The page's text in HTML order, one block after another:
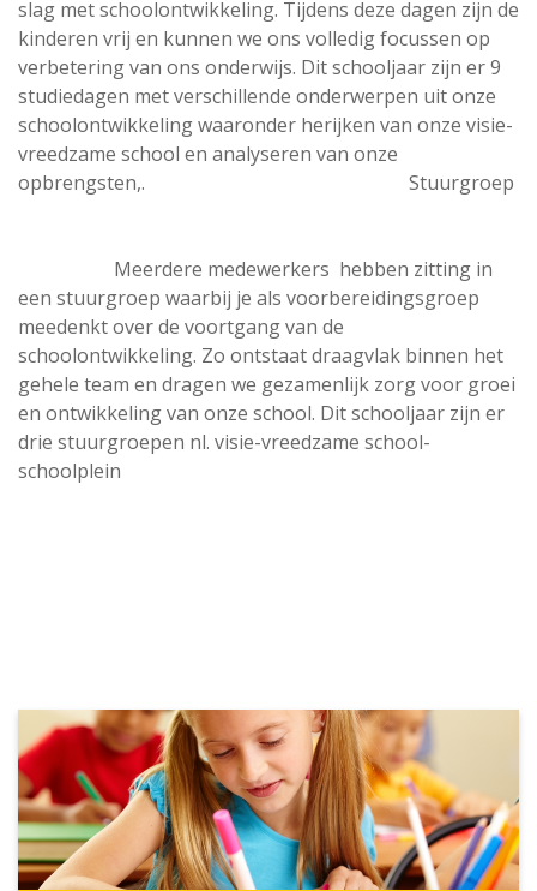
slag met schoolontwikkeling. Tijdens deze dagen zijn de
kinderen vrij en kunnen we ons volledig focussen op
verbetering van ons onderwijs. Dit schooljaar zijn er 9
studiedagen met verschillende onderwerpen uit onze
schoolontwikkeling waaronder herijken van onze visie-
vreedzame school en analyseren van onze
opbrengsten,. Stuurgroep
Meerdere medewerkers hebben zitting in
een stuurgroep waarbij je als voorbereidingsgroep
meedenkt over de voortgang van de
schoolontwikkeling. Zo ontstaat draagvlak binnen het
gehele team en dragen we gezamenlijk zorg voor groei
en ontwikkeling van onze school. Dit schooljaar zijn er
drie stuurgroepen nl. visie-vreedzame school-
schoolplein